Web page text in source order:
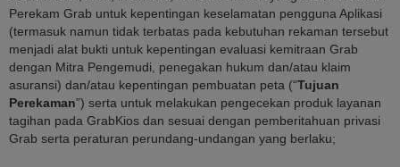
Perekam Grab untuk kepentingan keselamatan pengguna Aplikasi
(termasuk namun tidak terbatas pada kebutuhan rekaman tersebut
menjadi alat bukti untuk kepentingan evaluasi kemitraan Grab
dengan Mitra Pengemudi, penegakan hukum dan/atau klaim
asuransi) dan/atau kepentingan pembuatan peta (“Tujuan
Perekaman”) serta untuk melakukan pengecekan produk layanan
tagihan pada GrabKios dan sesuai dengan pemberitahuan privasi
Grab serta peraturan perundang-undangan yang berlaku;